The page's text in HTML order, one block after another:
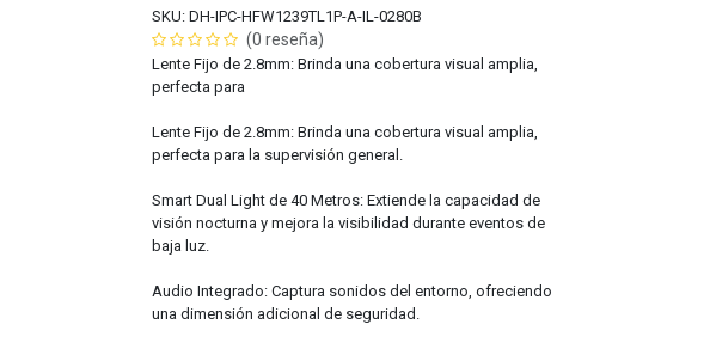
SKU: DH-IPC-HFW1239TL1P-A-IL-0280B
(0 reseña)
Lente Fijo de 2.8mm: Brinda una cobertura visual amplia,
perfecta para
Lente Fijo de 2.8mm: Brinda una cobertura visual amplia,
perfecta para la supervisión general.
Smart Dual Light de 40 Metros: Extiende la capacidad de
visión nocturna y mejora la visibilidad durante eventos de
baja luz.
Audio Integrado: Captura sonidos del entorno, ofreciendo
una dimensión adicional de seguridad.